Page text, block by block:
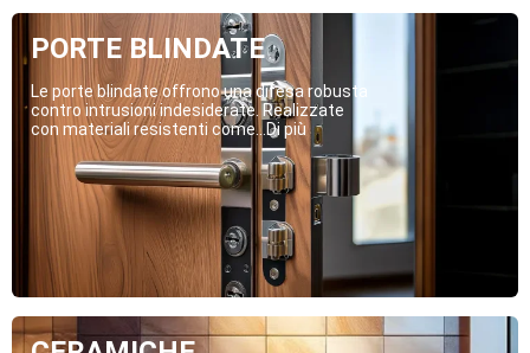
PORTE BLINDATE
Le porte blindate offrono una difesa robusta
contro intrusioni indesiderate. Realizzate
con materiali resistenti come...Di più